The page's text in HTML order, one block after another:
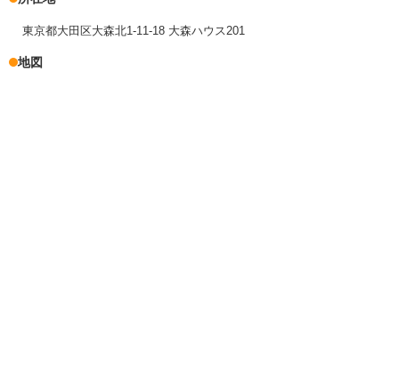
東京都大田区大森北1-11-18 大森ハウス201
地図